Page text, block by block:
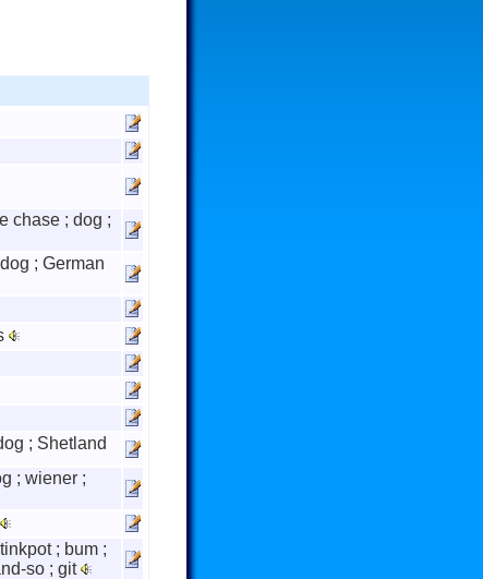
chase ; dog ;
; German
; Shetland
; wiener ;
; bum ;
so ; git